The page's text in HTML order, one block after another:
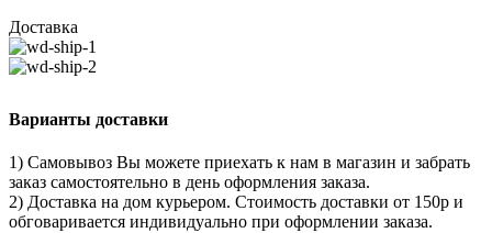
Доставка
Варианты доставки
1) Самовывоз Вы можете приехать к нам в магазин и забрать
заказ самостоятельно в день оформления заказа.
2) Доставка на дом курьером. Стоимость доставки от 150р и
обговаривается индивидуально при оформлении заказа.